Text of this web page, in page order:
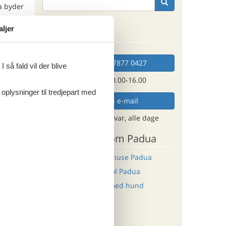
byder
og
I
Ring (+45) 7877 0427
Man. - fre. 10.00-16.00
Send en e-mail
og få et hurtigt svar, alle dage
Andre artikler om Padua
Last minute sommerhuse Padua
Sommerhus med pool Padua
Sommerhus Padua med hund
så fald vil der blive
til tredjepart med